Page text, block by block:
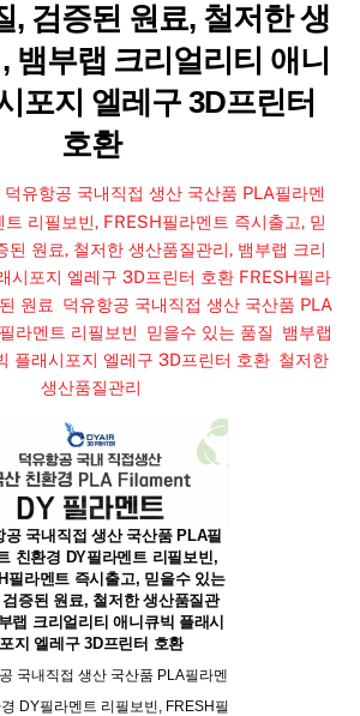
, 검증된 원료, 철저한 생
뱀부랩 크리얼리티 애니
포지 엘레구 3D프린터
호환
덕유항공 국내직접 생산 국산품 PLA필라멘
트 리필보빈, FRESH필라멘트 즉시출고, 믿
된 원료, 철저한 생산품질관리, 뱀부랩 크리
시포지 엘레구 3D프린터 호환 FRESH필라
원료 덕유항공 국내직접 생산 국산품 PLA
라멘트 리필보빈 믿을수 있는 품질 뱀부랩
플래시포지 엘레구 3D프린터 호환 철저한
생산품질관리
공 국내직접 생산 국산품 PLA필
친환경 DY필라멘트 리필보빈,
필라멘트 즉시출고, 믿을수 있는
증된 원료, 철저한 생산품질관
랩 크리얼리티 애니큐빅 플래시
포지 엘레구 3D프린터 호환
국내직접 생산 국산품 PLA필라멘
DY필라멘트 리필보빈, FRESH필